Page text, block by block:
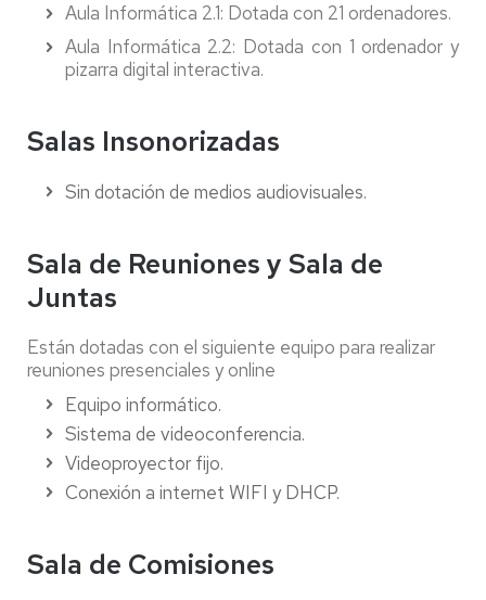
Aula Informática 2.1: Dotada con 21 ordenadores.
Aula Informática 2.2: Dotada con 1 ordenador y
pizarra digital interactiva.
Salas Insonorizadas
Sin dotación de medios audiovisuales.
Sala de Reuniones y Sala de
Juntas
Están dotadas con el siguiente equipo para realizar
reuniones presenciales y online
Equipo informático.
Sistema de videoconferencia.
Videoproyector fijo.
Conexión a internet WIFI y DHCP.
Sala de Comisiones